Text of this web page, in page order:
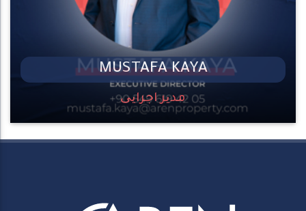
MUSTAFA KAYA
مدیر اجرایی